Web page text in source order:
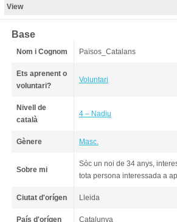
View
Base
Nom i Cognom Països_Catalans
Ets aprenent o
voluntari?
Voluntari
Nivell de
català
4 – Nadiu
Gènere Masc.
Sobre mi
Sóc un noi de 34 anys,
tota persona interessada a
Ciutat d'orígen Lleida
País d'orígen Catalunya